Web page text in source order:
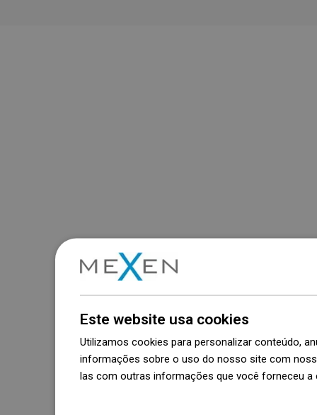
Este website usa cookies
Utilizamos cookies para personalizar conteúdo,
informações sobre o uso do nosso site com
las com outras informações que você forneceu